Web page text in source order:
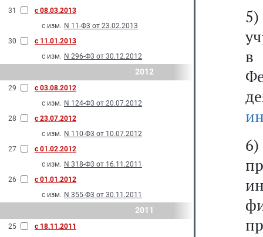
31
с 08.03.2013
с изм. N 11-Ф3 от 23.02.2013
30
с 11.01.2013
с изм. N 296-Ф3 от 30.12.2012
2012
29
с 03.08.2012
с изм. N 124-Ф3 от 20.07.2012
28
с 23.07.2012
с изм. N 110-Ф3 от 10.07.2012
27
с 01.02.2012
с изм. N 318-Ф3 от 16.11.2011
26
с 01.01.2012
с изм. N 355-Ф3 от 30.11.2011
2011
25
с 18.11.2011
в